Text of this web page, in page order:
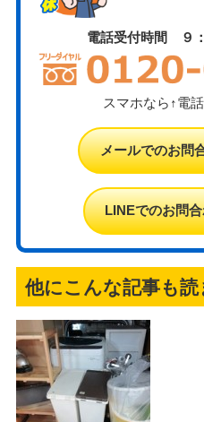
電話受付時間 ９
スマホなら↑電
メールでのお問
LINEでのお問
他にこんな記事も